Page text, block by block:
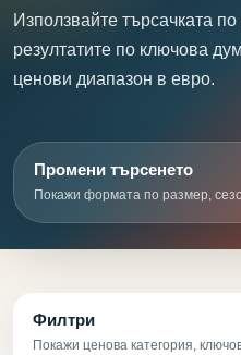
Използвайте търсачката
резултатите по ключова
ценови диапазон в евро.
Промени търсенето
Покажи формата по размер,
Филтри
Покажи ценова категория,